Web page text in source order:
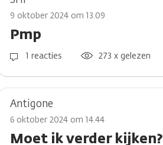
9 oktober 2024 om 13.09
Pmp
1 reacties 273 x gelezen
Antigone
6 oktober 2024 om 14.44
Moet ik verder kijken?